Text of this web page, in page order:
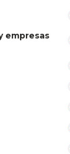
empresas